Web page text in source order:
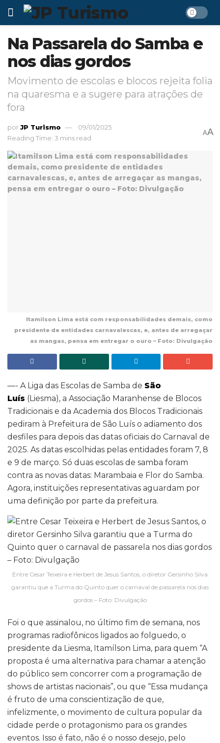
Na Passarela do Samba e
nos dias gordos
Movimento de escolas e blocos rejeita folia
na quaresma e a sugere para atrações de
fora
porJP Turismo
09/01/2025
Reading Time: 3 mins read
AA
Itamilson Lima está com responsabilidades demais, como
presidente de entidades carnavalescas, e, antes de arregaçar
as mangas, pensa em entregar o ouro – Foto: Divulgação
—- A Liga das Escolas de Samba de São
Luís (Liesma), a Associação Maranhense de Blocos
Tradicionais e da Academia dos Blocos Tradicionais
pediram à Prefeitura de São Luís o adiamento dos
desfiles para depois das datas oficiais do Carnaval de
2025. As datas escolhidas pelas entidades foram 7, 8
e 9 de março. Só duas escolas de samba foram
contra as novas datas: Marambaia e Flor do Samba.
Agora, instituições representativas aguardam por
uma definição por parte da prefeitura.
Entre Cesar Teixeira e Herbert de Jesus Santos, o diretor Gersinho Silva
garantiu que a Turma do Quinto quer o carnaval de passarela nos dias
gordos – Foto: Divulgação
Foi o que assinalou, no último fim de semana, nos
programas radiofônicos ligados ao folguedo, o
presidente da Liesma, Itamílson Lima, para quem “A
proposta é uma alternativa para chamar a atenção
do público sem concorrer com a programação de
shows de artistas nacionais”, ou que “Essa mudança
é fruto de uma conscientização de que,
infelizmente, o movimento de cultura popular da
cidade perde o protagonismo para os grandes
eventos. Isso é fato, não é o nosso desejo, pelo